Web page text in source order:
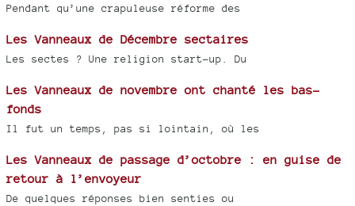
Pendant qu’une crapuleuse réforme des
Les Vanneaux de Décembre sectaires
Les sectes ? Une religion start-up. Du
Les Vanneaux de novembre ont chanté les bas-
fonds
Il fut un temps, pas si lointain, où les
Les Vanneaux de passage d’octobre : en guise de
retour à l’envoyeur
De quelques réponses bien senties ou